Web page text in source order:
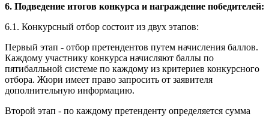
6. Подведение итогов конкурса и награждение победителей:
6.1. Конкурсный отбор состоит из двух этапов:
Первый этап - отбор претендентов путем начисления баллов.
Каждому участнику конкурса начисляют баллы по
пятибалльной системе по каждому из критериев конкурсного
отбора. Жюри имеет право запросить от заявителя
дополнительную информацию.
Второй этап - по каждому претенденту определяется сумма